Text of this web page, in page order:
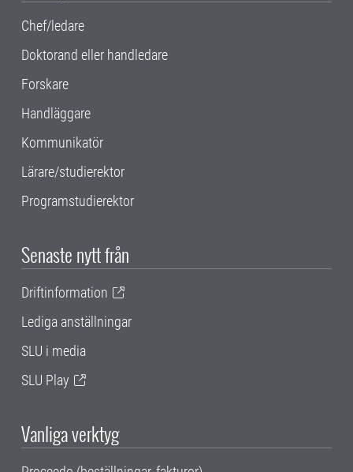
Chef/ledare
Doktorand eller handledare
Forskare
Handläggare
Kommunikatör
Lärare/studierektor
Programstudierektor
Senaste nytt från
Driftinformation
Lediga anställningar
SLU i media
SLU Play
Vanliga verktyg